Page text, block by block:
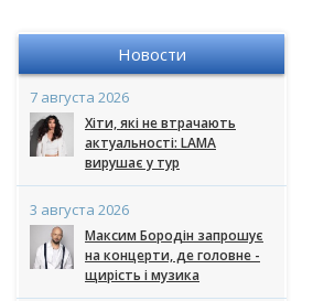
Новости
7 августа 2026
Хіти, які не втрачають
актуальності: LAMA
вирушає у тур
3 августа 2026
Максим Бородін запрошує
на концерти, де головне -
щирість і музика